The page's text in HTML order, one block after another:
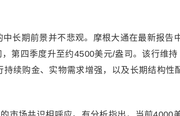
长期前景并不悲观。摩根大通在最新报告
第四季度升至约4500美元/盎司。该行维持
续购金、实物需求增强，以及长期结构性